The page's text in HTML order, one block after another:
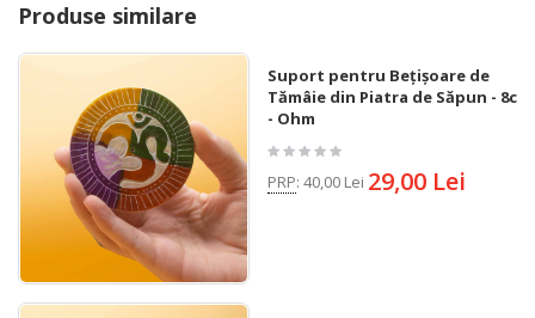
Produse similare
Suport pentru Bețișoare de
Tămâie din Piatra de Săpun - 8cm
- Ohm
PRP: 40,00 Lei 29,00 Lei